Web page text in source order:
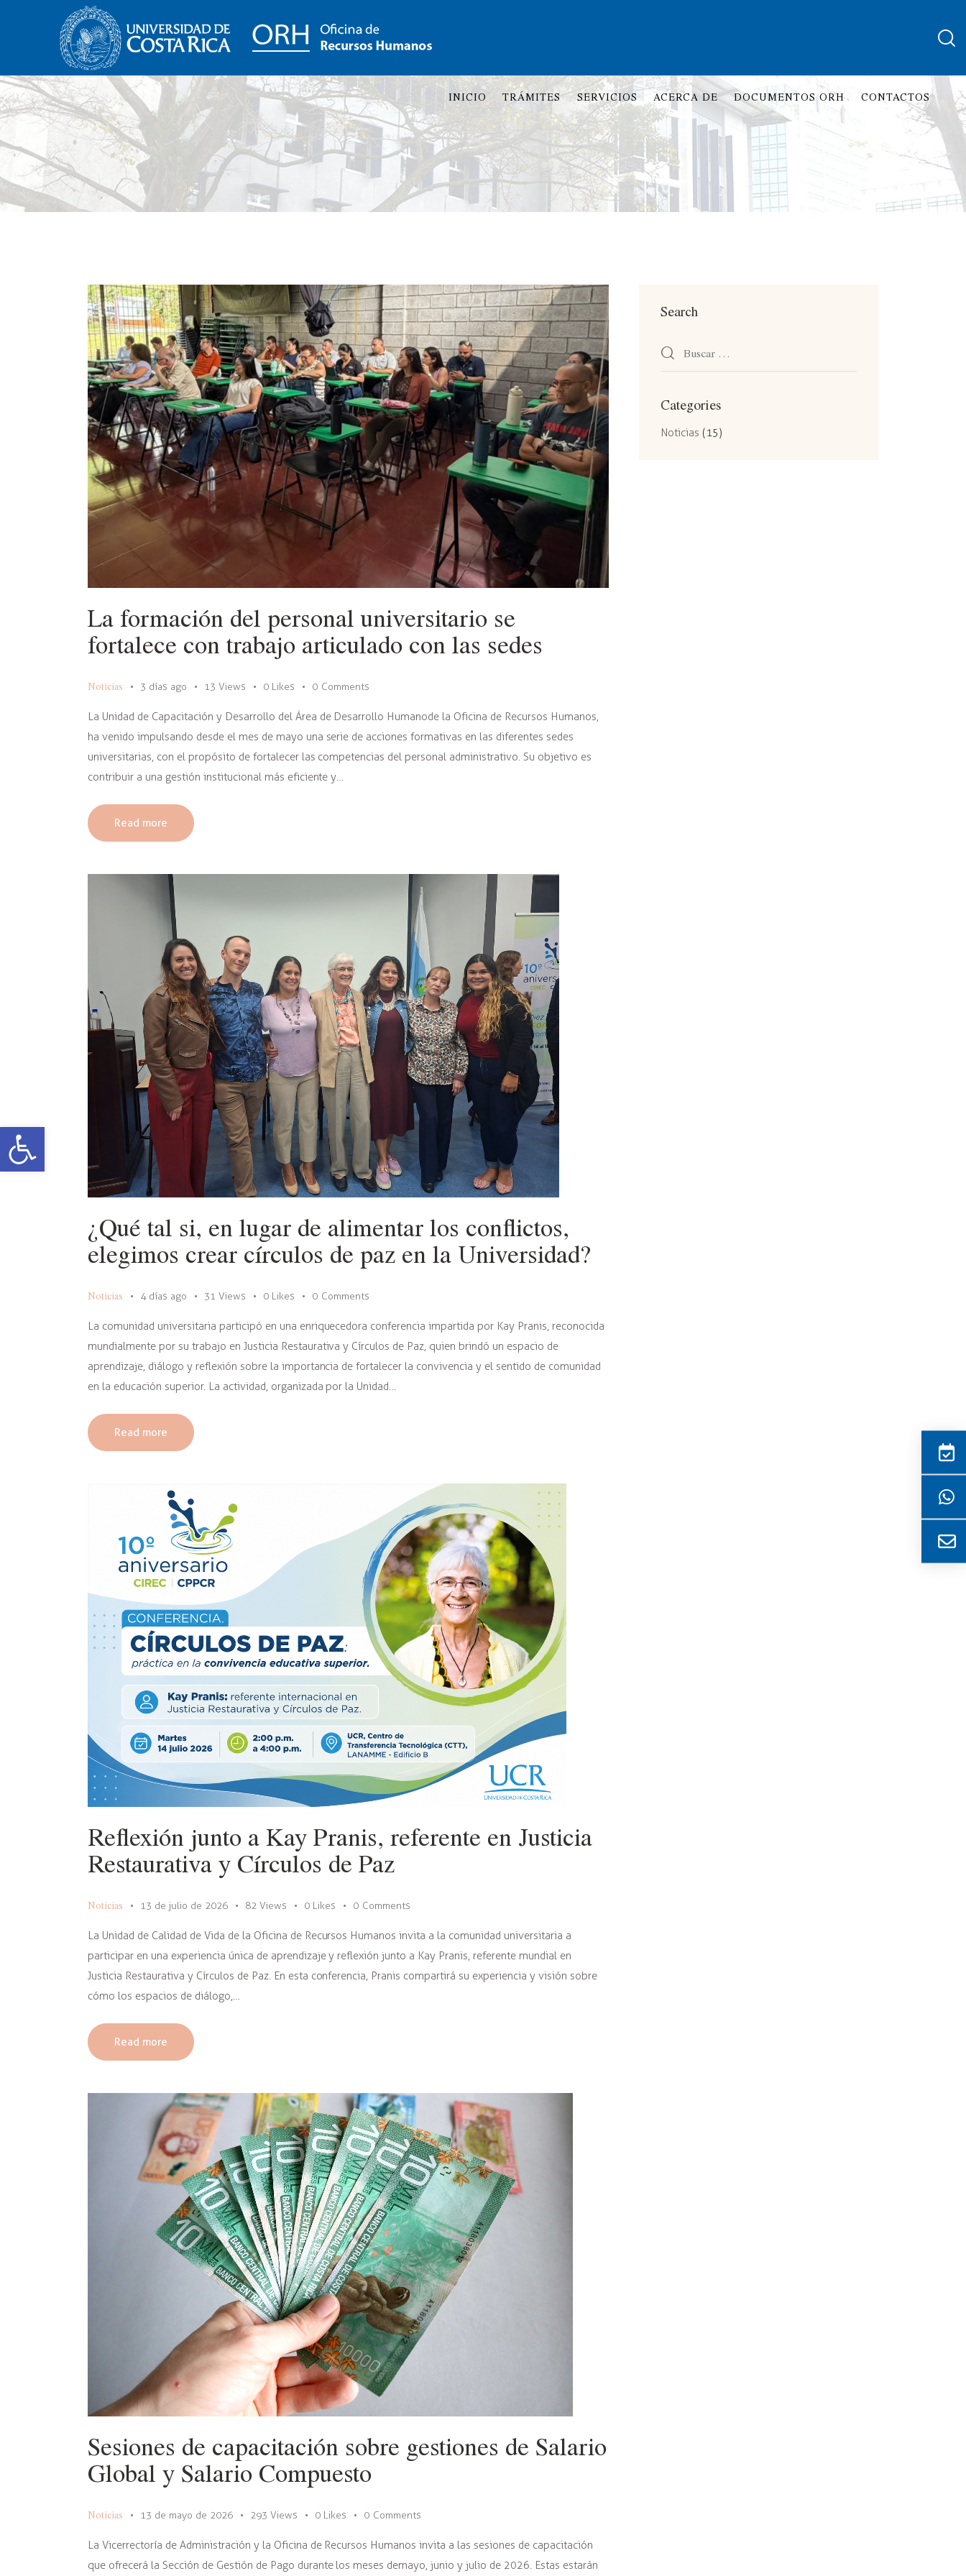
Abrir barra de herramientas
INICIO TRÁMITES SERVICIOS ACERCA DE DOCUMENTOS ORH CONTACTOS
La formación del personal universitario se
fortalece con trabajo articulado con las sedes
Noticias 3 días ago 13 Views 0 Likes 0 Comments
La Unidad de Capacitación y Desarrollo del Área de Desarrollo Humano de la Oficina de Recursos Humanos,
ha venido impulsando desde el mes de mayo una serie de acciones formativas en las diferentes sedes
universitarias, con el propósito de fortalecer las competencias del personal administrativo. Su objetivo es
contribuir a una gestión institucional más eficiente y…
Read more
¿Qué tal si, en lugar de alimentar los conflictos,
elegimos crear círculos de paz en la Universidad?
Noticias 4 días ago 31 Views 0 Likes 0 Comments
La comunidad universitaria participó en una enriquecedora conferencia impartida por Kay Pranis, reconocida
mundialmente por su trabajo en Justicia Restaurativa y Círculos de Paz, quien brindó un espacio de
aprendizaje, diálogo y reflexión sobre la importancia de fortalecer la convivencia y el sentido de comunidad
en la educación superior. La actividad, organizada por la Unidad…
Read more
Reflexión junto a Kay Pranis, referente en Justicia
Restaurativa y Círculos de Paz
Noticias 13 de julio de 2026 82 Views 0 Likes 0 Comments
La Unidad de Calidad de Vida de la Oficina de Recursos Humanos invita a la comunidad universitaria a
participar en una experiencia única de aprendizaje y reflexión junto a Kay Pranis, referente mundial en
Justicia Restaurativa y Círculos de Paz. En esta conferencia, Pranis compartirá su experiencia y visión sobre
cómo los espacios de diálogo,…
Read more
Sesiones de capacitación sobre gestiones de Salario
Global y Salario Compuesto
Noticias 13 de mayo de 2026 293 Views 0 Likes 0 Comments
La Vicerrectoría de Administración y la Oficina de Recursos Humanos invita a las sesiones de capacitación
que ofrecerá la Sección de Gestión de Pago durante los meses de mayo, junio y julio de 2026. Estas estarán
Search
Categories
Noticias (15)